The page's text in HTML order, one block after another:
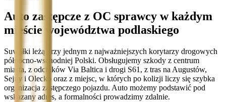
Auto zastępcze z OC sprawcy w każdym
mieście województwa podlaskiego
Suwałki leżą przy jednym z najważniejszych korytarzy drogowych
północno-wschodniej Polski. Obsługujemy szkody z centrum
miasta, z odcinków Via Baltica i drogi S61, z tras na Augustów,
Sejny i Olecko oraz z miejsc, w których po kolizji liczy się szybka
organizacja zastępczego pojazdu. Auto możemy podstawić pod
wskazany adres, a formalności prowadzimy zdalnie.